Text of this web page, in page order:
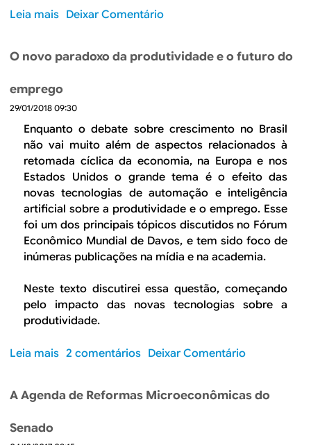
t
n
u
a
a
s
e
r
a
a
g
e
d
a
p
i
Leia mais
r
U
m
a
p
r
o
p
o
s
t
a
e
r
e
a
Deixar Comentário
O novo paradoxo da produtividade e o futuro do
emprego
29/01/2018 09:30
Enquanto o debate sobre crescimento no Brasil
não vai muito além de aspectos relacionados à
retomada cíclica da economia, na Europa e nos
Estados Unidos o grande tema é o efeito das
novas tecnologias de automação e inteligência
artificial sobre a produtividade e o emprego. Esse
foi um dos principais tópicos discutidos no Fórum
Econômico Mundial de Davos, e tem sido foco de
inúmeras publicações na mídia e na academia.
Neste texto discutirei essa questão, começando
pelo impacto das novas tecnologias sobre a
produtividade.
Leia mais
r
2 comentários Deixar Comentário
A Agenda de Reformas Microeconômicas do
Senado